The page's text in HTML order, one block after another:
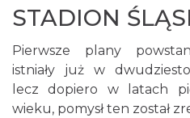
podregionów
pszczyńsko-
lublinieckiego) oraz z
Park Etnograficzny w
obiektów Szlaku
województwa śląskiego.
STADION
Pierwsze plany
istniały już w
lecz dopiero w latach
wieku, pomysł ten został